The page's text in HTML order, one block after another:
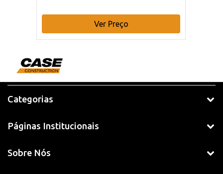
Ver Preço
Categorias
Páginas Institucionais
Sobre Nós